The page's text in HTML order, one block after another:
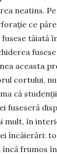
ne­atins.
ce
tăiată
aceasta
cortului,
că
fuseseră
mult, în
încăierări:
frumos